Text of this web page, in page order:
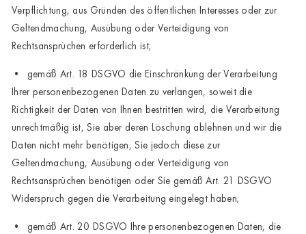
Verpflichtung, aus Gründen des öffentlichen Interesses oder zur
Geltendmachung, Ausübung oder Verteidigung von
Rechtsansprüchen erforderlich ist;
• gemäß Art. 18 DSGVO die Einschränkung der Verarbeitung
Ihrer personenbezogenen Daten zu verlangen, soweit die
Richtigkeit der Daten von Ihnen bestritten wird, die Verarbeitung
unrechtmäßig ist, Sie aber deren Löschung ablehnen und wir die
Daten nicht mehr benötigen, Sie jedoch diese zur
Geltendmachung, Ausübung oder Verteidigung von
Rechtsansprüchen benötigen oder Sie gemäß Art. 21 DSGVO
Widerspruch gegen die Verarbeitung eingelegt haben;
• gemäß Art. 20 DSGVO Ihre personenbezogenen Daten, die